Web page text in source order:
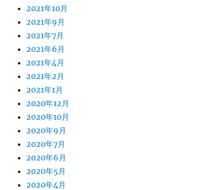
2021年10月
2021年9月
2021年7月
2021年6月
2021年4月
2021年2月
2021年1月
2020年12月
2020年10月
2020年9月
2020年7月
2020年6月
2020年5月
2020年4月